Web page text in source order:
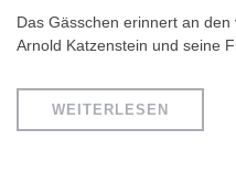
Das Gässchen erinnert an
Arnold Katzenstein und seine
WEITERLESEN